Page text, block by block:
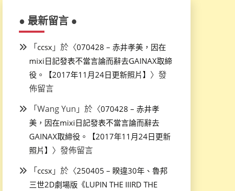
● 最新留言 ●
「ccsx」於〈070428 – 赤井孝美，因在
mixi日記發表不當言論而辭去GAINAX取締
役。【2017年11月24日更新照片】 〉發
佈留言
「Wang Yun 」於〈070428 – 赤井孝
美，因在mixi日記發表不當言論而辭去
GAINAX取締役。【2017年11月24日更新
照片】 〉發佈留言
「ccsx」於〈250405 – 睽違30年、魯邦
三世2D劇場版《LUPIN THE IIIRD THE